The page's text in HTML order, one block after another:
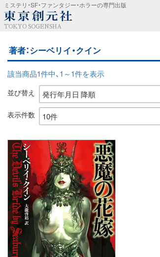
ミステリ・SF・ファンタジー・ホラーの専門出版
TOKYO SOGENSHA
著者：シーベリイ・クイン
該当商品1件中、1～1件を表示
並び替え
表示件数